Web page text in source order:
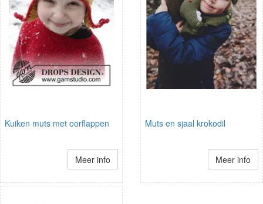
Kuiken muts met oorflappen
Meer info
Muts en sjaal krokodil
Meer info